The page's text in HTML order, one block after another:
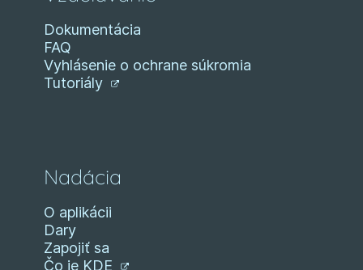
Dokumentácia
FAQ
Vyhlásenie o ochrane súkromia
Tutoriály
Nadácia
O aplikácii
Dary
Zapojiť sa
Čo je KDE